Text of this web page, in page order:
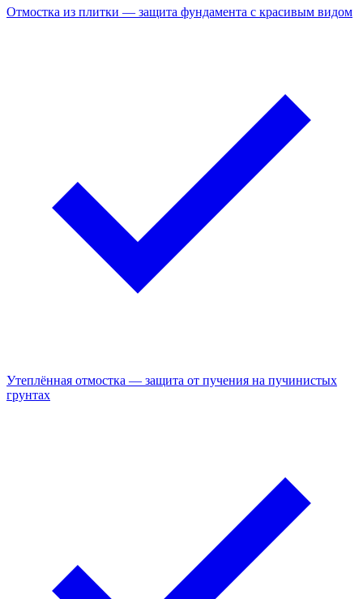
Отмостка из плитки — защита фундамента с красивым видом
Утеплённая отмостка — защита от пучения на пучинистых
грунтах